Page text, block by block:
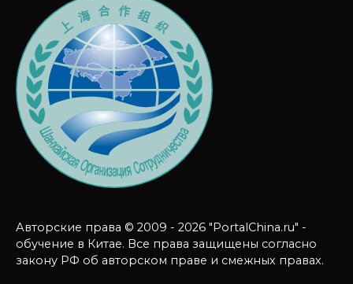
Авторские права © 2009 - 2026 "PortalChina.ru" -
обучение в Китае. Все права защищены согласно
закону РФ об авторском праве и смежных правах.